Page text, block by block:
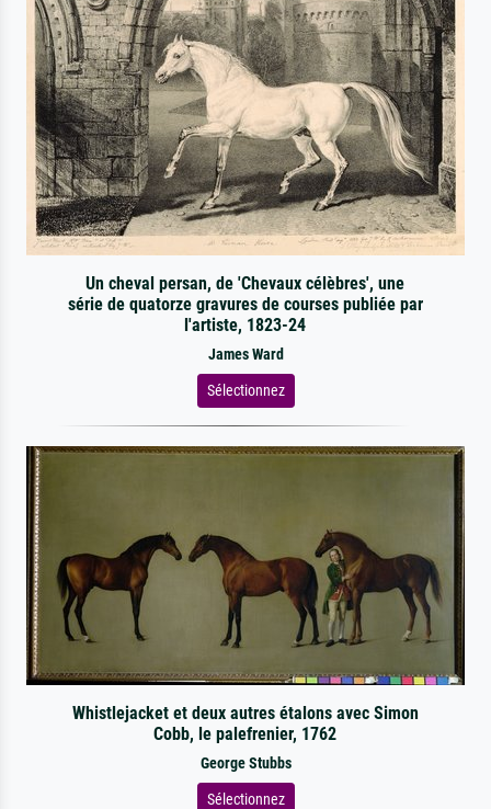
Un cheval persan, de 'Chevaux célèbres', une
série de quatorze gravures de courses publiée par
l'artiste, 1823-24
James Ward
Sélectionnez
Whistlejacket et deux autres étalons avec Simon
Cobb, le palefrenier, 1762
George Stubbs
Sélectionnez